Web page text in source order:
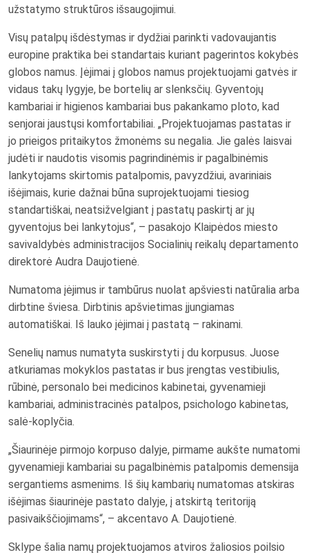
užstatymo struktūros išsaugojimui.
Visų patalpų išdėstymas ir dydžiai parinkti vadovaujantis
europine praktika bei standartais kuriant pagerintos kokybės
globos namus. Įėjimai į globos namus projektuojami gatvės ir
vidaus takų lygyje, be bortelių ar slenksčių. Gyventojų
kambariai ir higienos kambariai bus pakankamo ploto, kad
senjorai jaustųsi komfortabiliai. „Projektuojamas pastatas ir
jo prieigos pritaikytos žmonėms su negalia. Jie galės laisvai
judėti ir naudotis visomis pagrindinėmis ir pagalbinėmis
lankytojams skirtomis patalpomis, pavyzdžiui, avariniais
išėjimais, kurie dažnai būna suprojektuojami tiesiog
standartiškai, neatsižvelgiant į pastatų paskirtį ar jų
gyventojus bei lankytojus“, – pasakojo Klaipėdos miesto
savivaldybės administracijos Socialinių reikalų departamento
direktorė Audra Daujotienė.
Numatoma įėjimus ir tambūrus nuolat apšviesti natūralia arba
dirbtine šviesa. Dirbtinis apšvietimas įjungiamas
automatiškai. Iš lauko įėjimai į pastatą – rakinami.
Senelių namus numatyta suskirstyti į du korpusus. Juose
atkuriamas mokyklos pastatas ir bus įrengtas vestibiulis,
rūbinė, personalo bei medicinos kabinetai, gyvenamieji
kambariai, administracinės patalpos, psichologo kabinetas,
salė-koplyčia.
„Šiaurinėje pirmojo korpuso dalyje, pirmame aukšte numatomi
gyvenamieji kambariai su pagalbinėmis patalpomis demensija
sergantiems asmenims. Iš šių kambarių numatomas atskiras
išėjimas šiaurinėje pastato dalyje, į atskirtą teritoriją
pasivaikščiojimams“, – akcentavo A. Daujotienė.
Sklype šalia namų projektuojamos atviros žaliosios poilsio